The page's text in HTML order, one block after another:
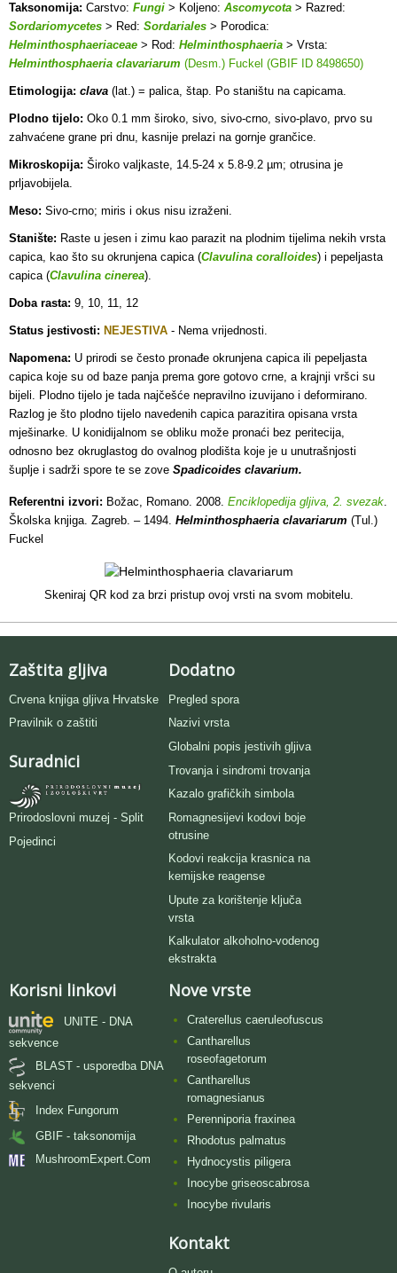
Taksonomija: Carstvo: Fungi > Koljeno: Ascomycota > Razred:
Sordariomycetes > Red: Sordariales > Porodica:
Helminthosphaeriaceae > Rod: Helminthosphaeria > Vrsta:
Helminthosphaeria clavariarum (Desm.) Fuckel (GBIF ID 8498650)
Etimologija: clava (lat.) = palica, štap. Po staništu na capicama.
Plodno tijelo: Oko 0.1 mm široko, sivo, sivo-crno, sivo-plavo, prvo su
zahvaćene grane pri dnu, kasnije prelazi na gornje grančice.
Mikroskopija: Široko valjkaste, 14.5-24 x 5.8-9.2 µm; otrusina je
prljavobijela.
Meso: Sivo-crno; miris i okus nisu izraženi.
Stanište: Raste u jesen i zimu kao parazit na plodnim tijelima nekih vrsta
capica, kao što su okrunjena capica (Clavulina coralloides) i pepeljasta
capica (Clavulina cinerea).
Doba rasta: 9, 10, 11, 12
Status jestivosti: NEJESTIVA - Nema vrijednosti.
Napomena: U prirodi se često pronađe okrunjena capica ili pepeljasta
capica koje su od baze panja prema gore gotovo crne, a krajnji vršci su
bijeli. Plodno tijelo je tada najčešće nepravilno izuvijano i deformirano.
Razlog je što plodno tijelo navedenih capica parazitira opisana vrsta
mješinarke. U konidijalnom se obliku može pronaći bez peritecija,
odnosno bez okruglastog do ovalnog plodišta koje je u unutrašnjosti
šuplje i sadrži spore te se zove Spadicoides clavarium.
Referentni izvori: Božac, Romano. 2008. Enciklopedija gljiva, 2. svezak.
Školska knjiga. Zagreb. – 1494. Helminthosphaeria clavariarum (Tul.)
Fuckel
Skeniraj QR kod za brzi pristup ovoj vrsti na svom mobitelu.
Zaštita gljiva
Crvena knjiga gljiva Hrvatske
Pravilnik o zaštiti
Suradnici
Prirodoslovni muzej - Split
Pojedinci
Dodatno
Pregled spora
Nazivi vrsta
Globalni popis jestivih gljiva
Trovanja i sindromi trovanja
Kazalo grafičkih simbola
Romagnesijevi kodovi boje
otrusine
Kodovi reakcija krasnica na
kemijske reagense
Upute za korištenje ključa
vrsta
Kalkulator alkoholno-vodenog
ekstrakta
Korisni linkovi
UNITE - DNA
sekvence
BLAST - usporedba DNA
sekvenci
Index Fungorum
GBIF - taksonomija
MushroomExpert.Com
Nove vrste
Craterellus caeruleofuscus
Cantharellus
roseofagetorum
Cantharellus
romagnesianus
Perenniporia fraxinea
Rhodotus palmatus
Hydnocystis piligera
Inocybe griseoscabrosa
Inocybe rivularis
Kontakt